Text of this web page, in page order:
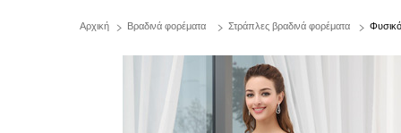
Αρχική Βραδινά φορέματα Στράπλες βραδινά φορέματα